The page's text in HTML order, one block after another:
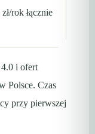
zł/rok łącznie
i ofert
Polsce. Czas
przy pierwszej